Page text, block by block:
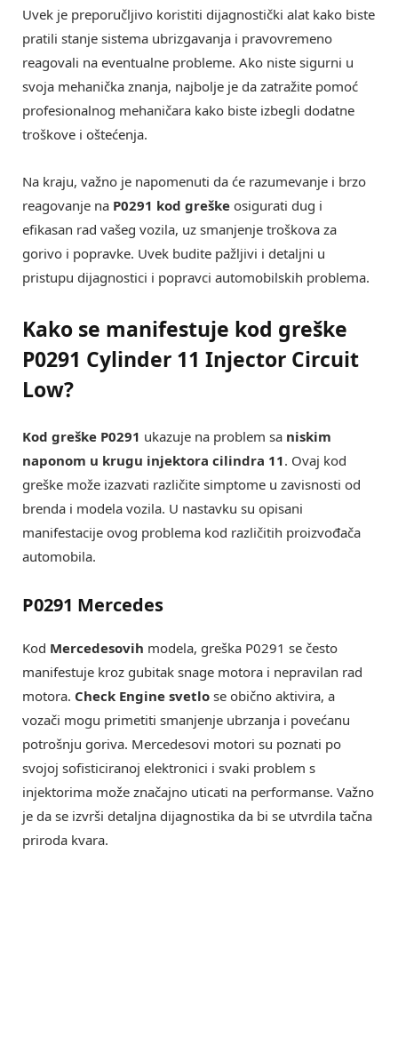
Uvek je preporučljivo koristiti dijagnostički alat kako biste
pratili stanje sistema ubrizgavanja i pravovremeno
reagovali na eventualne probleme. Ako niste sigurni u
svoja mehanička znanja, najbolje je da zatražite pomoć
profesionalnog mehaničara kako biste izbegli dodatne
troškove i oštećenja.
Na kraju, važno je napomenuti da će razumevanje i brzo
reagovanje na P0291 kod greške osigurati dug i
efikasan rad vašeg vozila, uz smanjenje troškova za
gorivo i popravke. Uvek budite pažljivi i detaljni u
pristupu dijagnostici i popravci automobilskih problema.
Kako se manifestuje kod greške
P0291 Cylinder 11 Injector Circuit
Low?
Kod greške P0291 ukazuje na problem sa niskim
naponom u krugu injektora cilindra 11. Ovaj kod
greške može izazvati različite simptome u zavisnosti od
brenda i modela vozila. U nastavku su opisani
manifestacije ovog problema kod različitih proizvođača
automobila.
P0291 Mercedes
Kod Mercedesovih modela, greška P0291 se često
manifestuje kroz gubitak snage motora i nepravilan rad
motora. Check Engine svetlo se obično aktivira, a
vozači mogu primetiti smanjenje ubrzanja i povećanu
potrošnju goriva. Mercedesovi motori su poznati po
svojoj sofisticiranoj elektronici i svaki problem s
injektorima može značajno uticati na performanse. Važno
je da se izvrši detaljna dijagnostika da bi se utvrdila tačna
priroda kvara.